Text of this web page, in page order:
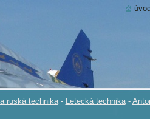
ruská technika - Letecká technika -